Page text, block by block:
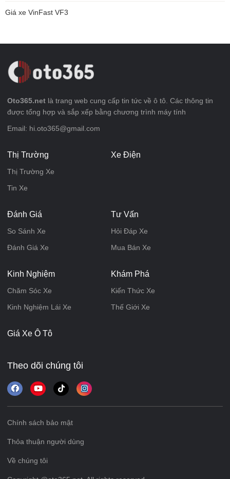
Giá xe VinFast VF3
Oto365.net là trang web cung cấp tin tức về ô tô. Các thông tin
được tổng hợp và sắp xếp bằng chương trình máy tính
Email: hi.oto365@gmail.com
Thị Trường
Thị Trường Xe
Tin Xe
Xe Điện
Đánh Giá
So Sánh Xe
Đánh Giá Xe
Tư Vấn
Hỏi Đáp Xe
Mua Bán Xe
Kinh Nghiệm
Chăm Sóc Xe
Kinh Nghiệm Lái Xe
Khám Phá
Kiến Thức Xe
Thế Giới Xe
Giá Xe Ô Tô
Theo dõi chúng tôi
Chính sách bảo mật
Thỏa thuận người dùng
Về chúng tôi